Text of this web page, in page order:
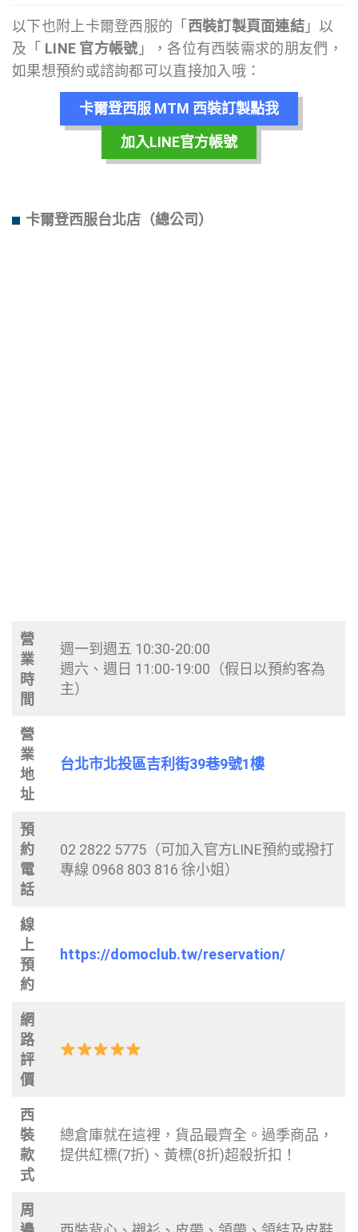
以下也附上卡爾登西服的「 西裝訂製頁面連結 」以
及「 LINE 官方帳號 」，各位有西裝需求的朋友們，
如果想預約或諮詢都可以直接加入哦：
卡爾登西服 MTM 西裝訂製點我
加入LINE官方帳號
卡爾登西服台北店 （總公司）
營
業
時
間
週一到週五 10:30-20:00
週六、週日 11:00-19:00（假日以預約客為
主）
營
業
地
址
台北市北投區吉利街39巷9號1樓
預
約
電
話
02 2822 5775（可加入官方LINE預約或撥打
專線 0968 803 816 徐小姐）
線
上
預
約
https://domoclub.tw/reservation/
網
路
評
價
西
裝
款
式
總倉庫就在這裡，貨品最齊全。過季商品，
提供紅標(7折)、黃標(8折)超殺折扣！
周